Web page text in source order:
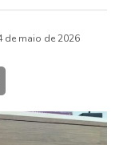
de maio de 2026